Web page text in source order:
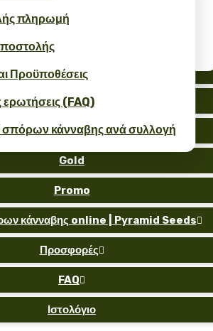
10% για την κριτική σας!
Bulk: Επαγγελματικές
Χονδρικής
πληρωμή
Προϋποθέσεις
ερωτήσεις (FAQ)
κάνναβης ανά συλλογή
Auto
Fem
Reg
Gold
Promo
κάνναβης online | Pyramid Seeds 
Προσφορές 
FAQ 
Ιστολόγιο